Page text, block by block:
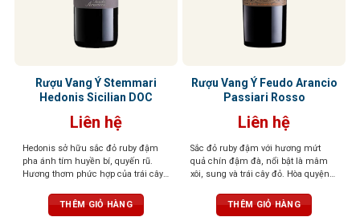
Rượu Vang Ý Stemmari
Hedonis Sicilian DOC
Liên hệ
Hedonis sở hữu sắc đỏ ruby đậm
pha ánh tím huyền bí, quyến rũ.
Hương thơm phức hợp của trái cây
thoảng hạnh nhân, vani và thuốc lá
tinh tế. Vị vang tròn trịa, chát êm,
THÊM GIỎ HÀNG
Rượu Vang Ý Feudo Arancio
Passiari Rosso
Liên hệ
Sắc đỏ ruby đậm với hương mứt
quả chín đậm đà, nổi bật là mâm
xôi, sung và trái cây đỏ. Hòa quyện
như tiêu đen, quế, thảo mộc khô,
gợi cảm giác ấm áp và hài hòa.
THÊM GIỎ HÀNG